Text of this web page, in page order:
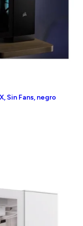
Sin Fans, negro